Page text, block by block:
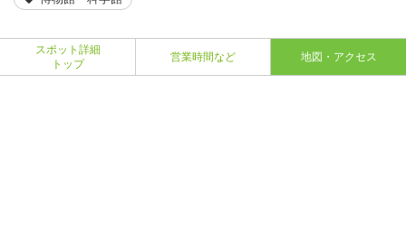
スポット詳細
トップ
営業時間など 地図・アクセス